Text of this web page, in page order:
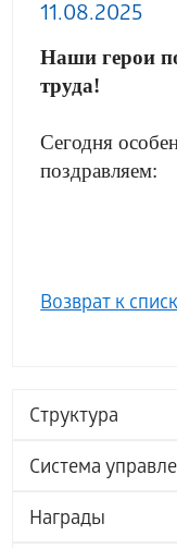
Структура
Система
Награды
11.08.2025
Наши герои
труда!
Сегодня
поздравляем:
Возврат к